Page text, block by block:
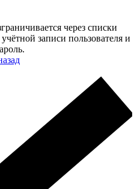
через списки
записи пользователя и